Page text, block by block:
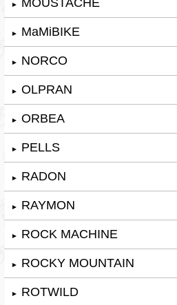
►
► MaMiBIKE
► NORCO
► OLPRAN
► ORBEA
► PELLS
► RADON
► RAYMON
► ROCK MACHINE
► ROCKY MOUNTAIN
► ROTWILD